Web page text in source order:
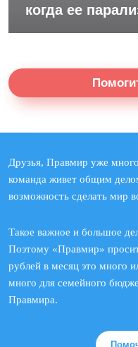
когда ее
Друзья, Правмир уже
команда живет общим
возможность сделать мир
Такое важное и большое
Поэтому «Правмир»
рублей в месяц это много
много для семейного
Правмира.